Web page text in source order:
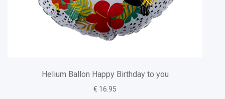
Helium Ballon Happy Birthday to you
€ 16.95